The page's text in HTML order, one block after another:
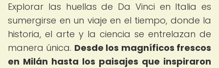
Explorar las huellas de Da Vinci en Italia es
sumergirse en un viaje en el tiempo, donde la
historia, el arte y la ciencia se entrelazan de
manera única. Desde los magníficos frescos
en Milán hasta los paisajes que inspiraron